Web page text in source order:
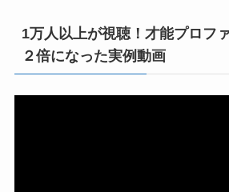
1万人以上が視聴！才能プロフ
２倍になった実例動画